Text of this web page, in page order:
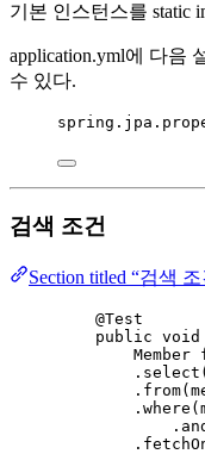
기본 인스턴스를 static
application.yml에 다음
수 있다.
검색 조건
Section titled “검색
@Test
public void
Member
. select (
. from(
. where (
.
.